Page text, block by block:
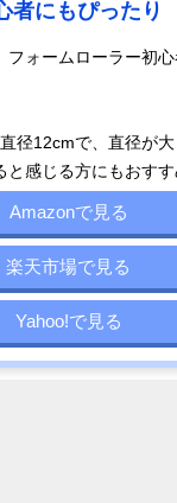
者にもぴったり
フォームローラー初
径12cmで、直径が
感じる方にもおすす
Amazonで見る
楽天市場で見る
Yahoo!で見る